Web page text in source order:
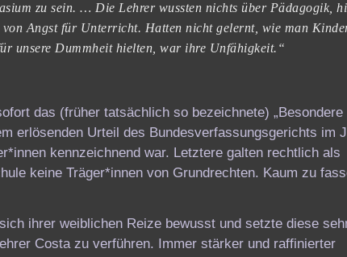
zu sein. … Die Lehrer wussten nichts über Pädagogik,
Angst für Unterricht. Hatten nicht gelernt, wie man
unsere Dummheit hielten, war ihre Unfähigkeit.“
das (früher tatsächlich so bezeichnete) „Besondere
erlösenden Urteil des Bundesverfassungsgerichts im
kennzeichnend war. Letztere galten rechtlich als
keine Träger*innen von Grundrechten. Kaum zu
ihrer weiblichen Reize bewusst und setzte diese
Costa zu verführen. Immer stärker und raffinierter